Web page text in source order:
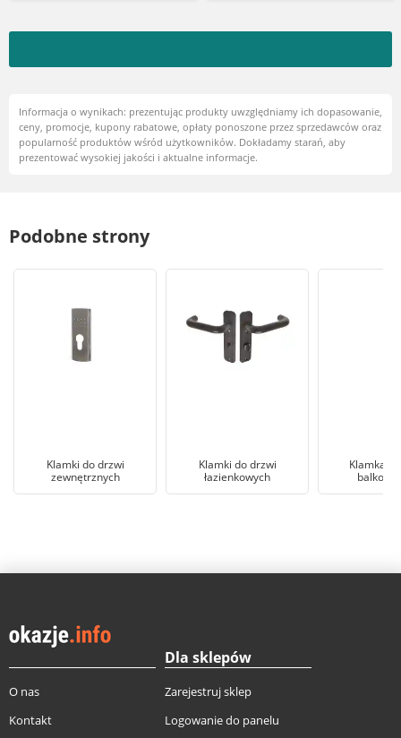
Informacja o wynikach: prezentując produkty uwzględniamy ich dopasowanie,
ceny, promocje, kupony rabatowe, opłaty ponoszone przez sprzedawców oraz
popularność produktów wśród użytkowników. Dokładamy starań, aby
prezentować wysokiej jakości i aktualne informacje.
Podobne strony
Klamki do drzwi
zewnętrznych
Klamki do drzwi
łazienkowych
Klamka
O nas
Kontakt
Dla sklepów
Zarejestruj sklep
Logowanie do panelu